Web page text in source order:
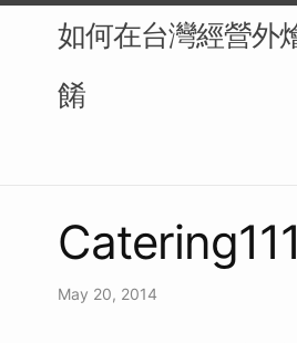
如何在台灣經營外
餚
May 20, 2014